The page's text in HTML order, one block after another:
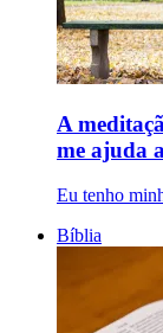
A
me ajuda
Eu tenho
Bíblia